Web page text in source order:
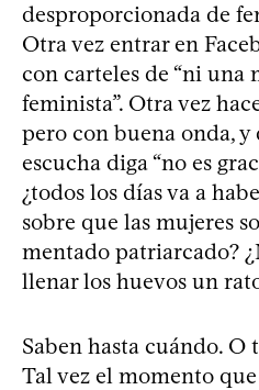
desproporcionada de
Otra vez entrar en
con carteles de “ni una
feminista”. Otra vez
pero con buena onda,
escucha diga “no es
¿todos los días va a
sobre que las mujeres
mentado patriarcado?
llenar los huevos un
Saben hasta cuándo. O
Tal vez el momento